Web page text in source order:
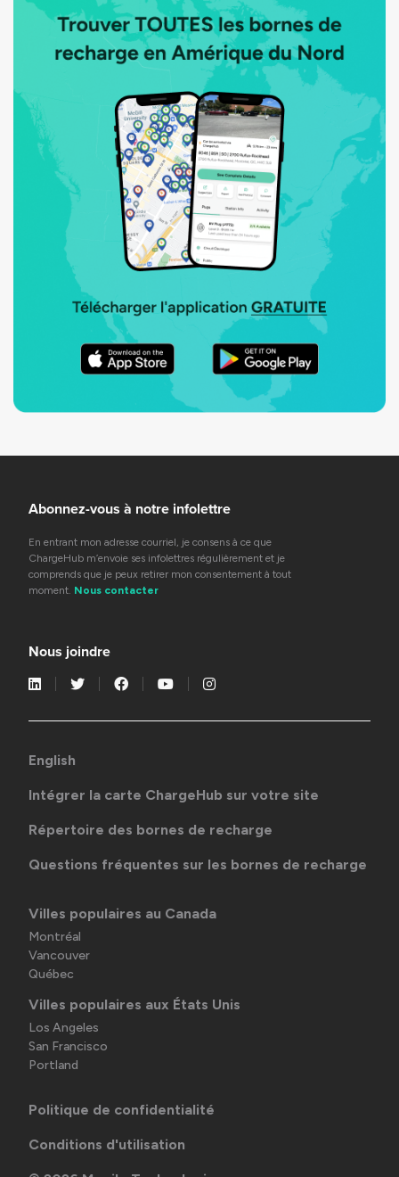
Abonnez-vous à notre infolettre
En entrant mon adresse courriel, je consens à ce que
ChargeHub m’envoie ses infolettres régulièrement et je
comprends que je peux retirer mon consentement à tout
moment. Nous contacter
Nous joindre
English
Intégrer la carte ChargeHub sur votre site
Répertoire des bornes de recharge
Questions fréquentes sur les bornes de recharge
Villes populaires au Canada
Montréal
Vancouver
Québec
Villes populaires aux États Unis
Los Angeles
San Francisco
Portland
Politique de confidentialité
Conditions d'utilisation